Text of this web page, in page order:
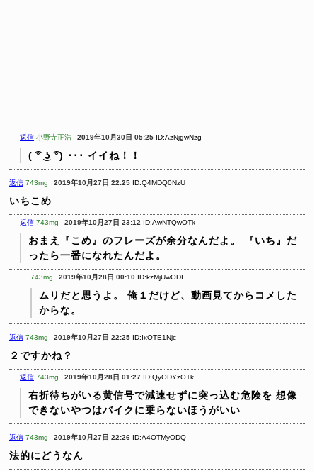
返信 小野寺正浩 2019年10月30日 05:25 ID:AzNjgwNzg
( ͡° ͜ʖ ͡°) ･･･ イイね！！
返信 743mg 2019年10月27日 22:25 ID:Q4MDQ0NzU
いちこめ
返信 743mg 2019年10月27日 23:12 ID:AwNTQwOTk
おまえ『こめ』のフレーズが余分なんだよ。
『いち』だ
ったら一番になれたんだよ。
743mg 2019年10月28日 00:10 ID:kzMjUwODI
ムリだと思うよ。
俺１だけど、動画見てからコメした
からな。
返信 743mg 2019年10月27日 22:25 ID:IxOTE1Njc
２ですかね？
返信 743mg 2019年10月28日 01:27 ID:QyODYzOTk
右折待ちがいる黄信号で減速せずに突っ込む危険を 想像
できないやつはバイクに乗らないほうがいい
返信 743mg 2019年10月27日 22:26 ID:A4OTMyODQ
法的にどうなん